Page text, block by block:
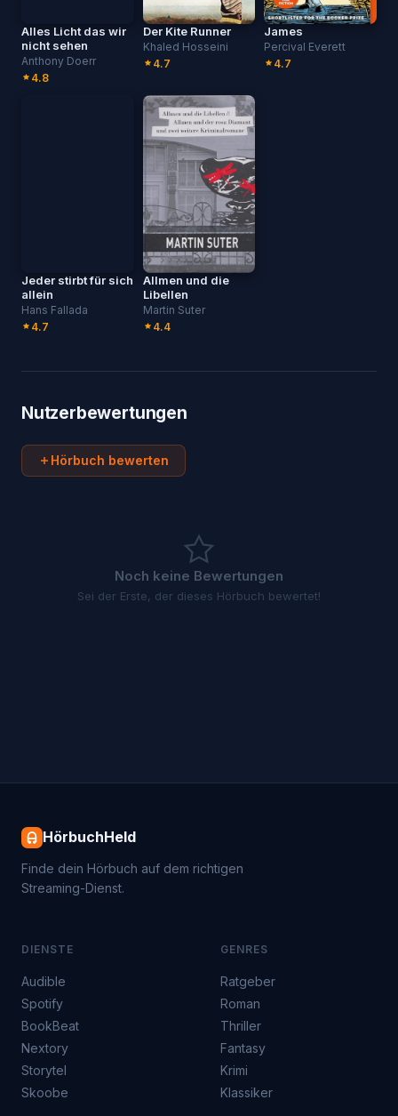
Alles Licht das wir
nicht sehen
Anthony Doerr
4.8
Der Kite Runner
Khaled Hosseini
4.7
James
Percival Everett
4.7
Jeder stirbt für sich
allein
Hans Fallada
4.7
Allmen und die
Libellen
Martin Suter
4.4
Nutzerbewertungen
Hörbuch bewerten
Noch keine Bewertungen
Sei der Erste, der dieses Hörbuch bewertet!
HörbuchHeld
Finde dein Hörbuch auf dem richtigen
Streaming-Dienst.
DIENSTE
Audible
Spotify
BookBeat
Nextory
Storytel
Skoobe
GENRES
Ratgeber
Roman
Thriller
Fantasy
Krimi
Klassiker